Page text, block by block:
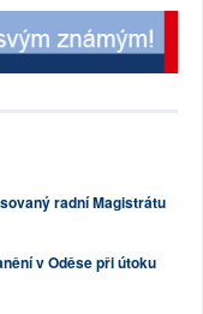
radní Magistrátu
v Oděse při útoku